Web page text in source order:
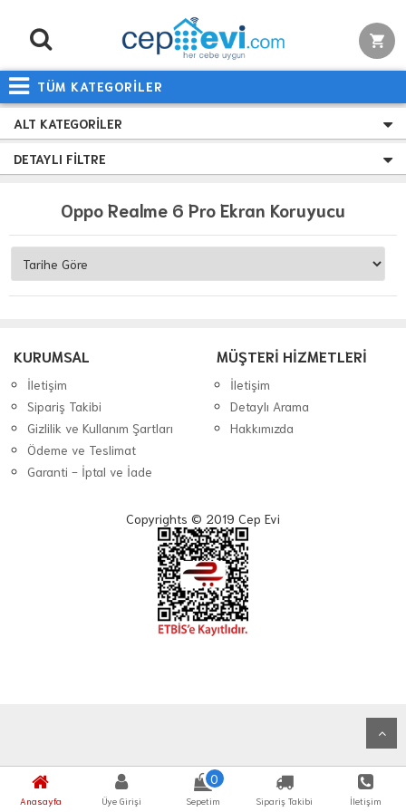
TÜM KATEGORİLER
Anasayfa Üye Girişi
0
Sepetim Sipariş Takibi İletişim
ALT KATEGORILER
DETAYLI FILTRE
Oppo Realme 6 Pro Ekran Koruyucu
KURUMSAL
İletişim
Sipariş Takibi
Gizlilik ve Kullanım Şartları
Ödeme ve Teslimat
Garanti - İptal ve İade
MÜŞTERİ HİZMETLERİ
İletişim
Detaylı Arama
Hakkımızda
Copyrights © 2019 Cep Evi